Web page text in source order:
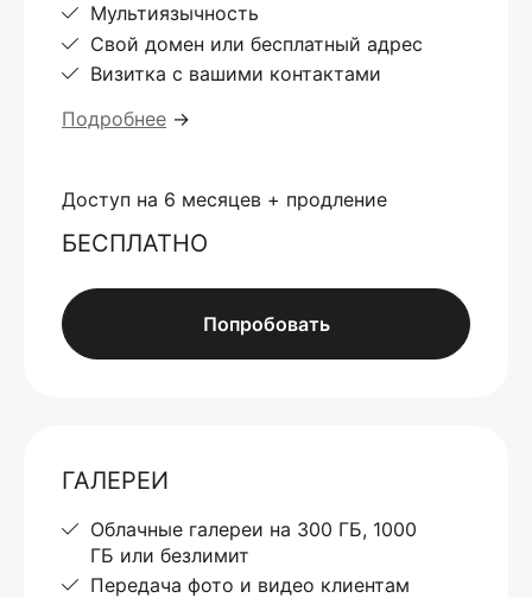
Мультиязычность
Свой домен или бесплатный адрес
Визитка с вашими контактами
Подробнее →
Доступ на 6 месяцев + продление
БЕСПЛАТНО
Попробовать
ГАЛЕРЕИ
Облачные галереи на 300 ГБ, 1000
ГБ или безлимит
Передача фото и видео клиентам